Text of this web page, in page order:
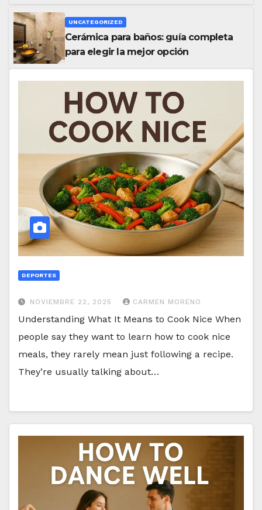
UNCATEGORIZED
Cerámica para baños: guía completa
para elegir la mejor opción
DEPORTES
NOVIEMBRE 22, 2025 CARMEN MORENO
Understanding What It Means to Cook Nice When
people say they want to learn how to cook nice
meals, they rarely mean just following a recipe.
They’re usually talking about…